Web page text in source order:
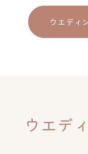
ウエディ
ウエデ